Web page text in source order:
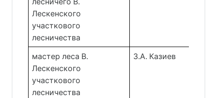
Лескенского
участкового
лесничества
мастер леса В.
Лескенского
участкового
лесничества
З.А. Казиев